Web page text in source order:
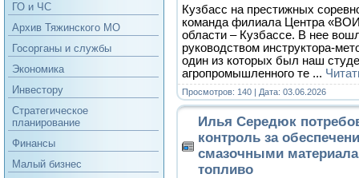
ГО и ЧС
Архив Тяжинского МО
Госорганы и службы
Экономика
Инвестору
Стратегическое
планирование
Финансы
Малый бизнес
Кузбасс на престижных
команда филиала Центра
области – Кузбассе. В нее
руководством инструктора-
один из которых был наш
агропромышленного те ...
Просмотров: 140 | Дата: 03.06.2026
Илья Середюк
контроль за
смазочными
топливо